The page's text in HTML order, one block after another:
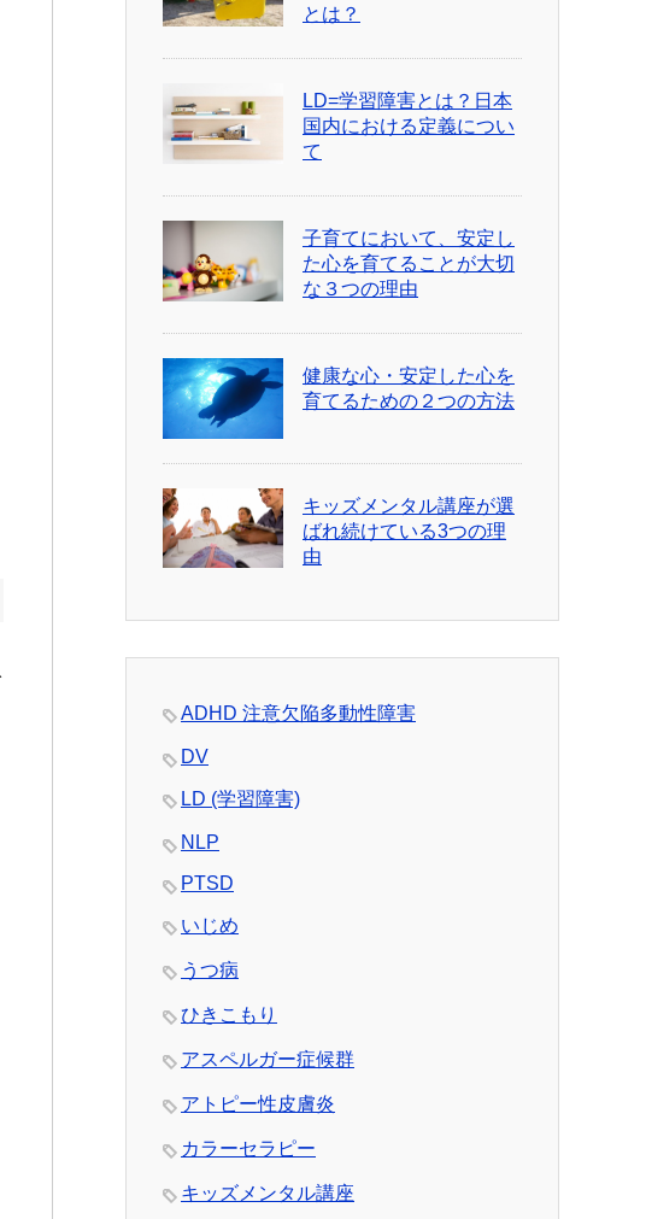
とは？
LD=学習障害とは？日本
国内における定義につい
て
子育てにおいて、安定し
た心を育てることが大切
な３つの理由
健康な心・安定した心を
育てるための２つの方法
キッズメンタル講座が選
ばれ続けている3つの理
由
ADHD 注意欠陥多動性障害
DV
LD (学習障害)
NLP
PTSD
いじめ
うつ病
ひきこもり
アスペルガー症候群
アトピー性皮膚炎
カラーセラピー
キッズメンタル講座